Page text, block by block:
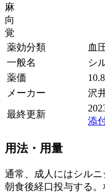
麻
向
覚
薬効分類
血
一般名
シ
薬価
10.8
メーカー
沢
最終更新
添
用法・用量
通常、成人にはシル
朝食後経口投与する